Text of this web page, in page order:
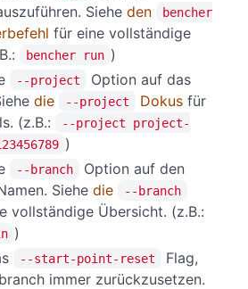
Siehe den
bencher
für eine vollständige
bencher run )
--project
Option auf das
die --project Dokus für
(z.B.:
--project project-
)
--branch
Option auf den
Siehe die --branch
vollständige Übersicht. (z.B.:
)
--start-point-reset
Flag,
immer zurückzusetzen.